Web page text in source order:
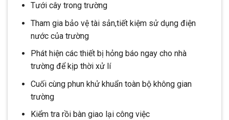
Tưới cây trong trường
Tham gia bảo vệ tài sản,tiết kiệm sử dụng điện
nước của trường
Phát hiện các thiết bị hỏng báo ngay cho nhà
trường để kịp thời xử lí
Cuối cùng phun khử khuẩn toàn bộ không gian
trường
Kiểm tra rồi bàn giao lại công việc